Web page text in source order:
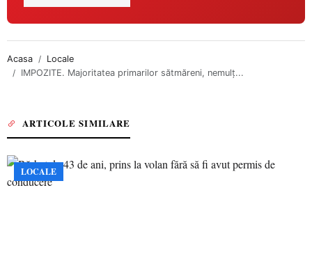
Acasa
Locale
IMPOZITE. Majoritatea primarilor sătmăreni, nemulț...
ARTICOLE SIMILARE
LOCALE